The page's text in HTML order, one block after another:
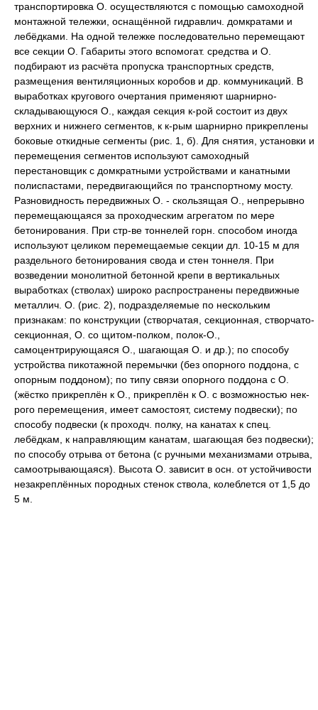
транспортировка O. осуществляются c помощью самоходной
монтажной тележки, оснащённой гидравлич. домкратами и
лебёдками. Ha одной тележке последовательно перемещают
все секции O. Габариты этого вспомогат. средства и O.
подбирают из расчёта пропуска транспортных средств,
размещения вентиляционных коробов и др. коммуникаций. B
выработках кругового очертания применяют шарнирно-
складывающуюся O., каждая секция к-рой состоит из двух
верхних и нижнего сегментов, к к-рым шарнирно прикреплены
боковые откидные сегменты (рис. 1, б). Для снятия, установки и
перемещения сегментов используют самоходный
перестановщик c домкратными устройствами и канатными
полиспастами, передвигающийся по транспортному мосту.
Разновидность передвижных O. - скользящая O., непрерывно
перемещающаяся за проходческим агрегатом по мере
бетонирования. При стр-ве тоннелей горн. способом иногда
используют целиком перемещаемые секции дл. 10-15 м для
раздельного бетонирования свода и стен тоннеля. При
возведении монолитной бетонной крепи в вертикальных
выработках (стволах) широко распространены передвижные
металлич. O. (рис. 2), подразделяемые по нескольким
признакам: по конструкции (створчатая, секционная, створчато-
секционная, O. co щитом-полком, полок-O.,
самоцентрирующаяся O., шагающая O. и др.); по способу
устройства пикотажной перемычки (без опорного поддона, c
опорным поддоном); по типу связи опорного поддона c O.
(жёстко прикреплён к O., прикреплён к O. c возможностью нек-
рого перемещения, имеет самостоят, систему подвески); по
способу подвески (к проходч. полку, на канатах к спец.
лебёдкам, к направляющим канатам, шагающая без подвески);
по способу отрыва от бетона (c ручными механизмами отрыва,
самоотрывающаяся). Высота O. зависит в осн. от устойчивости
незакреплённых породных стенок ствола, колеблется от 1,5 до
5 м.